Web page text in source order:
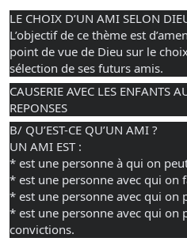
LE CHOIX D’UN AMI SELON
L’objectif de ce thème est
point de vue de Dieu sur le
sélection de ses futurs amis.
CAUSERIE AVEC LES ENFANTS
REPONSES
B/ QU’EST-CE QU’UN AMI ?
UN AMI EST :
* est une personne à qui on
* est une personne avec qui on
* est une personne avec qui on
* est une personne avec qui on
convictions.